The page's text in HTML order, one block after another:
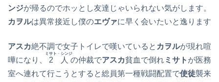
ンジが帰るのでホッとし友達じゃいられない気がします。
カヲルは異常接近し僕のエヴァに早く会いたいと逸ります
アスカ絶不調で女子トイレで嘆いていると カヲルが現れ喧
嘩になり、
2人
ミサト ・ シンジ
の仲裁でアスカ貧血で倒れミサト が医務
室へ連れて行こうとすると総員第一種戦闘配置で使徒襲来